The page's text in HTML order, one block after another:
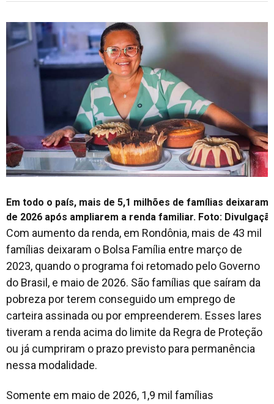
Em todo o país, mais de 5,1 milhões de famílias
de 2026 após ampliarem a renda familiar. Foto:
Com aumento da renda, em Rondônia, mais de 43 mil
famílias deixaram o Bolsa Família entre março de
2023, quando o programa foi retomado pelo Governo
do Brasil, e maio de 2026. São famílias que saíram da
pobreza por terem conseguido um emprego de
carteira assinada ou por empreenderem. Esses lares
tiveram a renda acima do limite da Regra de Proteção
ou já cumpriram o prazo previsto para permanência
nessa modalidade.
Somente em maio de 2026, 1,9 mil famílias